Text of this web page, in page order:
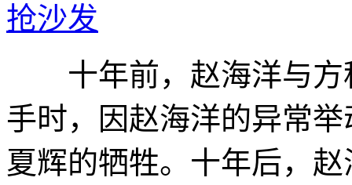
抢沙发
十年前，赵海洋与方
手时，因赵海洋的异常
夏辉的牺牲。十年后，